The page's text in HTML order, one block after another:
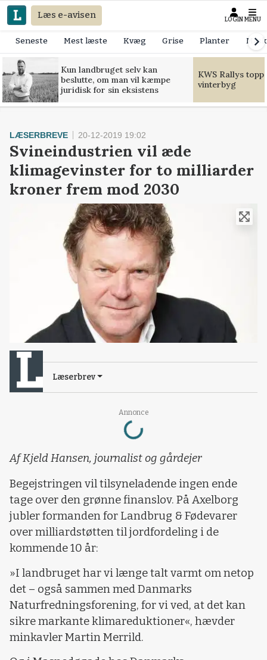
Læs e-avisen LOGIN MENU
Seneste Mest læste Kvæg Grise Planter
Kun landbruget selv kan
beslutte, om man vil kæmpe
juridisk for sin eksistens
KWS Rallys
vinterbyg
Annonce
Loading...
LÆSERBREVE 20-12-2019 19:02
Svineindustrien vil æde
klimagevinster for to milliarder
kroner frem mod 2030
Læserbrev
Af Kjeld Hansen, journalist og gårdejer
Begejstringen vil tilsyneladende ingen ende
tage over den grønne finanslov. På Axelborg
jubler formanden for Landbrug & Fødevarer
over milliardstøtten til jordfordeling i de
kommende 10 år:
»I landbruget har vi længe talt varmt om netop
det – også sammen med Danmarks
Naturfredningsforening, for vi ved, at det kan
sikre markante klimareduktioner«, hævder
minkavler Martin Merrild.